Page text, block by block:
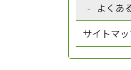
よくあ
サイトマ